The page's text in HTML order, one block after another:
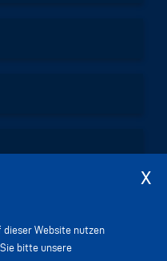
dieser Website nutzen
bitte unsere